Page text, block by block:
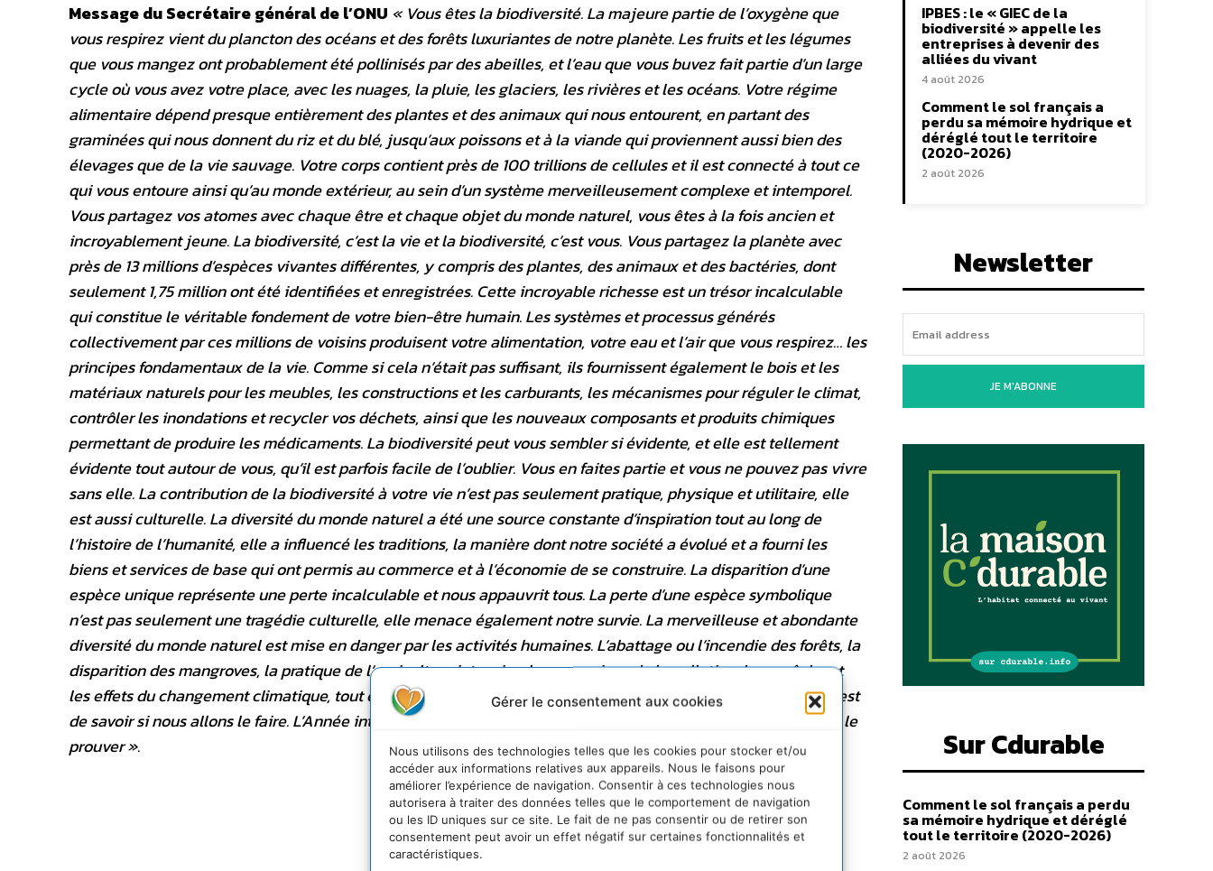
Gérer le consentement aux cookies
Nous utilisons des technologies telles que les cookies pour stocker et/ou
accéder aux informations relatives aux appareils. Nous le faisons pour
améliorer l’expérience de navigation. Consentir à ces technologies nous
autorisera à traiter des données telles que le comportement de navigation
ou les ID uniques sur ce site. Le fait de ne pas consentir ou de retirer son
consentement peut avoir un effet négatif sur certaines fonctionnalités et
caractéristiques.
Message du Secrétaire général de l’ONU « Vous êtes la biodiversité. La majeure partie de l’oxygène que
vous respirez vient du plancton des océans et des forêts luxuriantes de notre planète. Les fruits et les légumes
que vous mangez ont probablement été pollinisés par des abeilles, et l’eau que vous buvez fait partie d’un large
cycle où vous avez votre place, avec les nuages, la pluie, les glaciers, les rivières et les océans. Votre régime
alimentaire dépend presque entièrement des plantes et des animaux qui nous entourent, en partant des
graminées qui nous donnent du riz et du blé, jusqu’aux poissons et à la viande qui proviennent aussi bien des
élevages que de la vie sauvage. Votre corps contient près de 100 trillions de cellules et il est connecté à tout ce
qui vous entoure ainsi qu’au monde extérieur, au sein d’un système merveilleusement complexe et intemporel.
Vous partagez vos atomes avec chaque être et chaque objet du monde naturel, vous êtes à la fois ancien et
incroyablement jeune. La biodiversité, c’est la vie et la biodiversité, c’est vous. Vous partagez la planète avec
près de 13 millions d’espèces vivantes différentes, y compris des plantes, des animaux et des bactéries, dont
seulement 1,75 million ont été identifiées et enregistrées. Cette incroyable richesse est un trésor incalculable
qui constitue le véritable fondement de votre bien-être humain. Les systèmes et processus générés
collectivement par ces millions de voisins produisent votre alimentation, votre eau et l’air que vous respirez… les
principes fondamentaux de la vie. Comme si cela n’était pas suffisant, ils fournissent également le bois et les
matériaux naturels pour les meubles, les constructions et les carburants, les mécanismes pour réguler le climat,
contrôler les inondations et recycler vos déchets, ainsi que les nouveaux composants et produits chimiques
permettant de produire les médicaments. La biodiversité peut vous sembler si évidente, et elle est tellement
évidente tout autour de vous, qu’il est parfois facile de l’oublier. Vous en faites partie et vous ne pouvez pas vivre
sans elle. La contribution de la biodiversité à votre vie n’est pas seulement pratique, physique et utilitaire, elle
est aussi culturelle. La diversité du monde naturel a été une source constante d’inspiration tout au long de
l’histoire de l’humanité, elle a influencé les traditions, la manière dont notre société a évolué et a fourni les
biens et services de base qui ont permis au commerce et à l’économie de se construire. La disparition d’une
espèce unique représente une perte incalculable et nous appauvrit tous. La perte d’une espèce symbolique
n’est pas seulement une tragédie culturelle, elle menace également notre survie. La merveilleuse et abondante
diversité du monde naturel est mise en danger par les activités humaines. L’abattage ou l’incendie des forêts, la
disparition des mangroves, la pratique de l’agriculture intensive, les agressions de la pollution, la surpêche et
les effets du changement climatique, tout cela détruit la biodiversité. Nous pouvons arrêter cela, la question est
de savoir si nous allons le faire. L’Année internationale de la diversité biologique représente notre chance de le
prouver ».
IPBES : le « GIEC de la
biodiversité » appelle les
entreprises à devenir des
alliées du vivant
4 août 2026
Comment le sol français a
perdu sa mémoire hydrique et
déréglé tout le territoire
(2020-2026)
2 août 2026
Newsletter
JE M'ABONNE
Sur Cdurable
Comment le sol français a perdu
sa mémoire hydrique et déréglé
tout le territoire (2020-2026)
2 août 2026